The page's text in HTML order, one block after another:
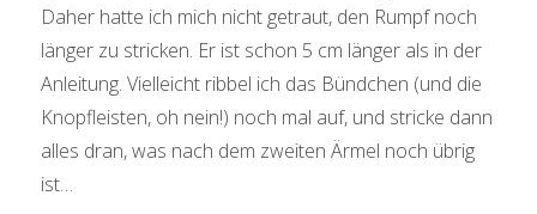
Daher hatte ich mich nicht getraut, den Rumpf noch
länger zu stricken. Er ist schon 5 cm länger als in der
Anleitung. Vielleicht ribbel ich das Bündchen (und die
Knopfleisten, oh nein!) noch mal auf, und stricke dann
alles dran, was nach dem zweiten Ärmel noch übrig
ist…